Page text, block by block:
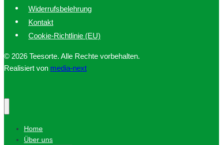
Widerrufsbelehrung
Kontakt
Cookie-Richtlinie (EU)
© 2026 Teesorte. Alle Rechte vorbehalten.
Realisiert von media-next
Home
Über uns